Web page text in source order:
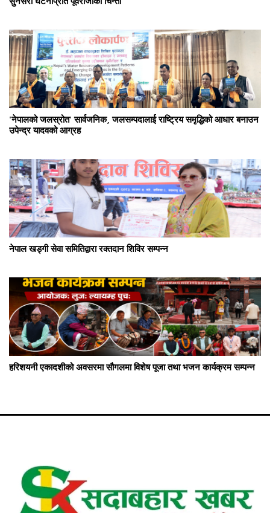
'नेपालको जलस्रोत' सार्वजनिक, जलसम्पदालाई राष्ट्रिय समृद्धिको आधार बनाउन
उपेन्द्र यादवको आग्रह
नेपाल खड्गी सेवा समितिद्वारा रक्तदान शिविर सम्पन्न
हरिशयनी एकादशीको अवसरमा सौगलमा विशेष पूजा तथा भजन कार्यक्रम सम्पन्न